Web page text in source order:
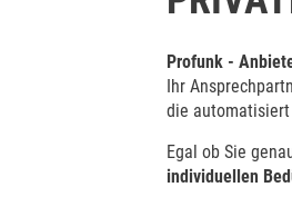
Profunk -
Ihr
die
Egal ob Sie
individuellen